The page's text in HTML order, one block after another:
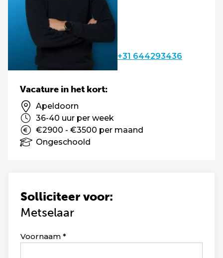
+31 644293436
Solliciteer voor:
Metselaar
Leave
Voornaam
Vacature in het kort:
Apeldoorn
36-40 uur per week
€2900 - €3500 per maand
Ongeschoold